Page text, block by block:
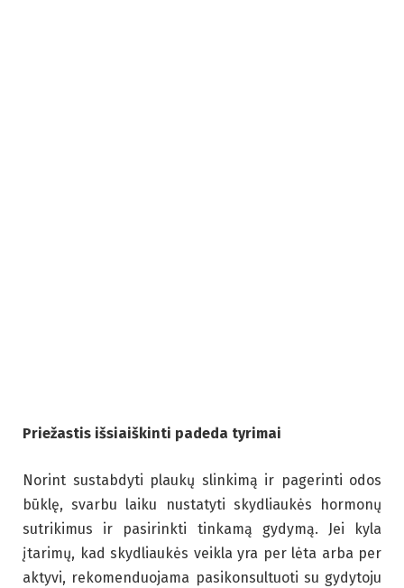
Priežastis išsiaiškinti padeda tyrimai
Norint sustabdyti plaukų slinkimą ir pagerinti odos
būklę, svarbu laiku nustatyti skydliaukės hormonų
sutrikimus ir pasirinkti tinkamą gydymą. Jei kyla
įtarimų, kad skydliaukės veikla yra per lėta arba per
aktyvi, rekomenduojama pasikonsultuoti su gydytoju